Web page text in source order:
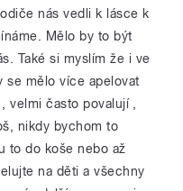
nás vedli k lásce k
Mělo by to být
Také si myslím že i ve
se mělo více apelovat
velmi často povalují ,
nikdy bychom to
to do koše nebo až
na děti a všechny